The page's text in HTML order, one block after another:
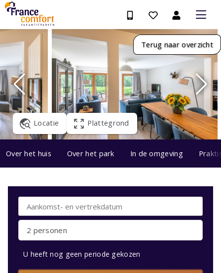
Terug naar overzicht
Locatie Plattegrond
Over het huis Over het park In de omgeving
2 personen
U heeft nog geen periode gekozen